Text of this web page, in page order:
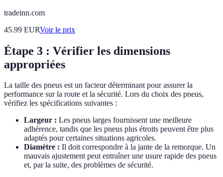
tradeinn.com
45.99 EURVoir le prix
Étape 3 : Vérifier les dimensions
appropriées
La taille des pneus est un facteur déterminant pour assurer la
performance sur la route et la sécurité. Lors du choix des pneus,
vérifiez les spécifications suivantes :
Largeur : Les pneus larges fournissent une meilleure
adhérence, tandis que les pneus plus étroits peuvent être plus
adaptés pour certaines situations agricoles.
Diamètre : Il doit correspondre à la jante de la remorque. Un
mauvais ajustement peut entraîner une usure rapide des pneus
et, par la suite, des problèmes de sécurité.